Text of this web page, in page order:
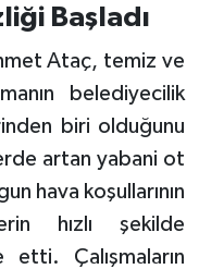
Başladı
Ataç, temiz ve
belediyecilik
biri olduğunu
artan yabani ot
hava koşullarının
hızlı şekilde
etti. Çalışmaların